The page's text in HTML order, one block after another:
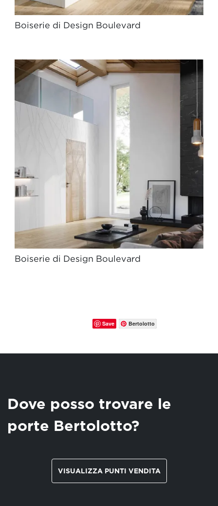
Boiserie di Design Boulevard
Boiserie di Design Boulevard
Save Bertolotto
Dove posso trovare le
porte Bertolotto?
VISUALIZZA PUNTI VENDITA